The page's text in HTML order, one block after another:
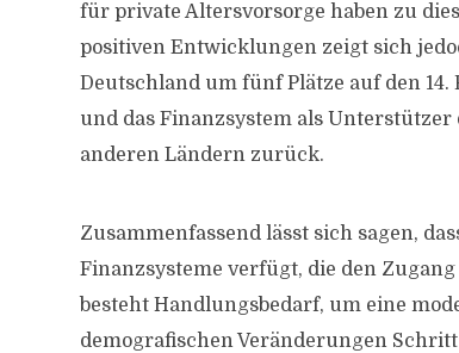
für private Altersvorsorge haben zu
positiven Entwicklungen zeigt sich
Deutschland um fünf Plätze auf den
und das Finanzsystem als
anderen Ländern zurück.
Zusammenfassend lässt sich sagen,
Finanzsysteme verfügt, die den
besteht Handlungsbedarf, um eine
demografischen Veränderungen